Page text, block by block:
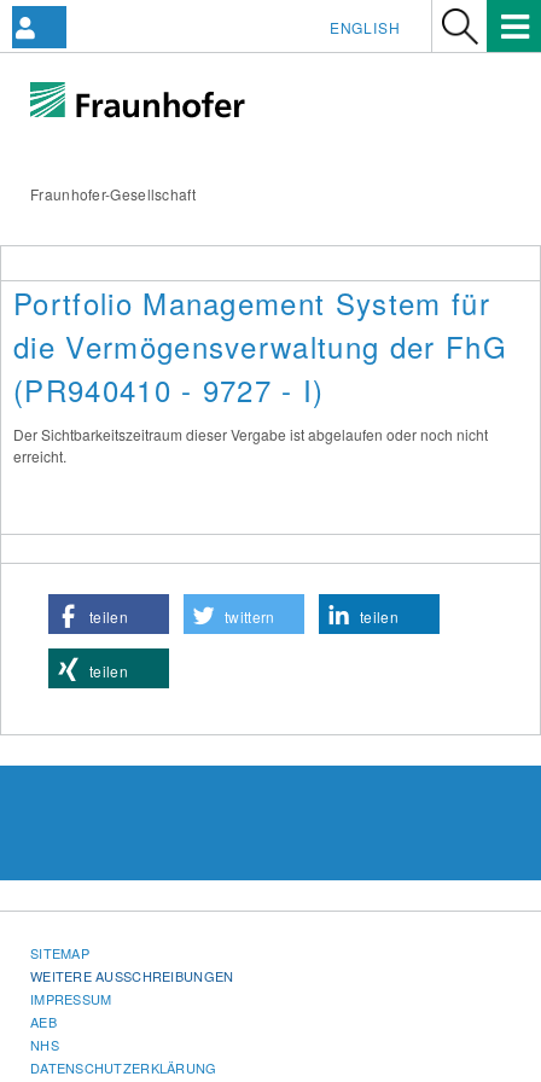
Fraunhofer-Gesellschaft
ENGLISH
Portfolio Management System für
die Vermögensverwaltung der FhG
(PR940410 - 9727 - I)
Der Sichtbarkeitszeitraum dieser Vergabe ist abgelaufen oder noch nicht
erreicht.
teilen twittern teilen
teilen
SITEMAP
WEITERE AUSSCHREIBUNGEN
IMPRESSUM
AEB
NHS
DATENSCHUTZERKLÄRUNG